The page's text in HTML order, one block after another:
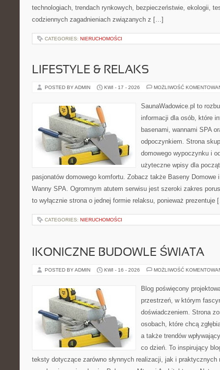
technologiach, trendach rynkowych, bezpieczeństwie, ekologii,
codziennych zagadnieniach związanych z […]
CATEGORIES: NIERUCHOMOŚCI
LIFESTYLE & RELAKS
POSTED BY ADMIN KWI - 17 - 2026 MOŻLIWOŚĆ
SaunaWadowice.pl to
informacji dla osób, które
basenami, wannami SPA
odpoczynkiem. Strona
domowego wypoczynku i
użyteczne wpisy dla
pasjonatów domowego komfortu. Zobacz także Baseny Domowe
Wanny SPA. Ogromnym atutem serwisu jest szeroki zakres
to wyłącznie strona o jednej formie relaksu, ponieważ prezentuje
CATEGORIES: NIERUCHOMOŚCI
IKONICZNE BUDOWLE ŚWIATA
POSTED BY ADMIN KWI - 16 - 2026 MOŻLIWOŚĆ
Blog poświęcony
przestrzeń, w którym
doświadczeniem. Strona
osobach, które chcą
a także trendów
co dzień. To inspirujący
teksty dotyczące zarówno słynnych realizacji, jak i praktycznych